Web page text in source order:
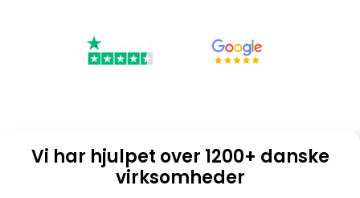
Vi har hjulpet over 1200+ danske
virksomheder